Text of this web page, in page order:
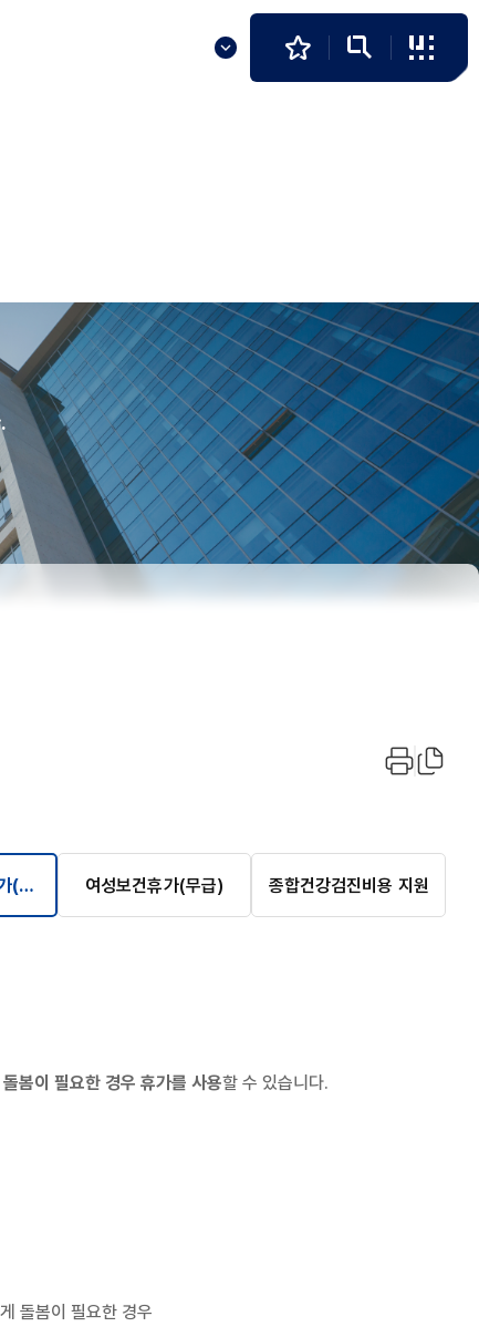
(무
여성보건휴가(무급) 종합건강검진비용 지원
봄이 필요한 경우 휴가를 사용할 수 있습니다.
돌봄이 필요한 경우